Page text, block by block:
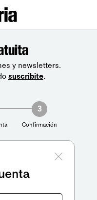
y newsletters.
suscribite.
3
Confirmación